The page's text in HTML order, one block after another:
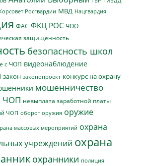
Росгвардии МВД Нацгвардия
ФАС ФКЦ РОС ЧОО
защищенность
безопасность школ
с ЧОП видеонаблюдение
закон законопроект конкурс на охрану
мошенничество
ЧОП невыплата заработной платы
ЧОП оборот оружия оружие
массовых мероприятий охрана
учреждений охрана
охранники полиция